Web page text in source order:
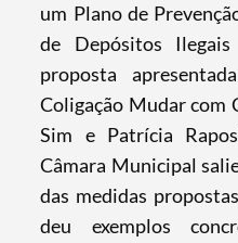
um Plano de
de Depósitos
proposta
Coligação Mudar com
Sim e Patrícia
Câmara Municipal
das medidas
deu exemplos